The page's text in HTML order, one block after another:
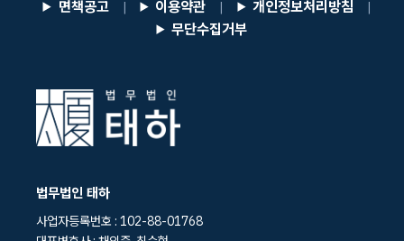
면책공고 | 이용약관 | 개인정보처리방침 |
무단수집거부
법무법인 태하
사업자등록번호 : 102-88-01768